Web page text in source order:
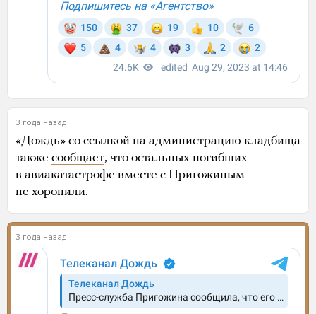
3 года назад
«Дождь» со ссылкой на администрацию кладбища
также сообщает, что остальных погибших
в авиакатастрофе вместе с Пригожиным
не хоронили.
3 года назад